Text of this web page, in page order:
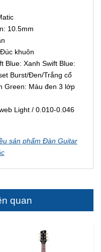
10.5mm
khuôn
Blue: Xanh Swift Blue:
Burst/Đen/Trắng cổ
Green: Màu đen 3 lớp
Light / 0.010-0.046
sản phẩm Đàn Guitar
quan